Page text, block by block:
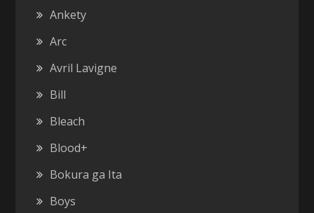
Ankety
Arc
Avril Lavigne
Bill
Bleach
Blood+
Bokura ga Ita
Boys